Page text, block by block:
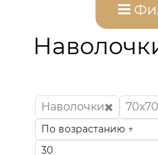
Наволочки 70х70